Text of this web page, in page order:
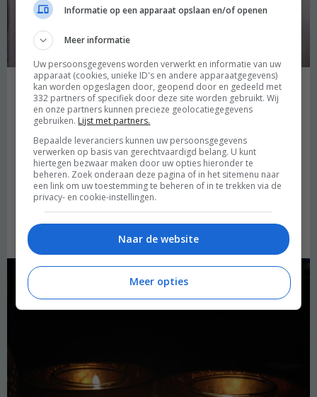
Vrijdag fietste ik eventjes langsVind-it, een leuk vintagewinkeltje in
de Jordaan. Ik was er nog nooit geweest en dat is eigenlijk zonde,
want ik zag zo een paar stukken die ik wilde hebben! Ik hield het
bescheiden en kocht dit, naar mijn mening prachtige, blauwe
glitterjurkje. Ik ben er ontzettend blij mee! De prijs viel me erg mee:
€22,90. Netjes toch? Als ik wat meer tijd heb over een tijdje ga ik
terug naar de winkel, om foto’s te maken en er een stukje over te
schrijven. Voor nu kan je op de link hierboven klikken, dan word je
doorverwezen naar de website van Vind-it en kan je de
adresgegevens opzoeken.
Informatie op een apparaat opslaan en/of openen
Meer informatie
Uw persoonsgegevens worden verwerkt en informatie van uw
apparaat (cookies, unieke ID's en andere apparaatgegevens)
kan worden opgeslagen door, geopend door en gedeeld met
332 partners of specifiek door deze site worden gebruikt. Wij
en onze partners kunnen precieze geolocatiegegevens
gebruiken. Lijst met partners.
Bepaalde leveranciers kunnen uw persoonsgegevens
verwerken op basis van gerechtvaardigd belang. U kunt
hiertegen bezwaar maken door uw opties hieronder te
beheren. Zoek onderaan deze pagina of in het sitemenu naar
een link om uw toestemming te beheren of in te trekken via de
privacy- en cookie-instellingen.
Naar de website
Meer opties